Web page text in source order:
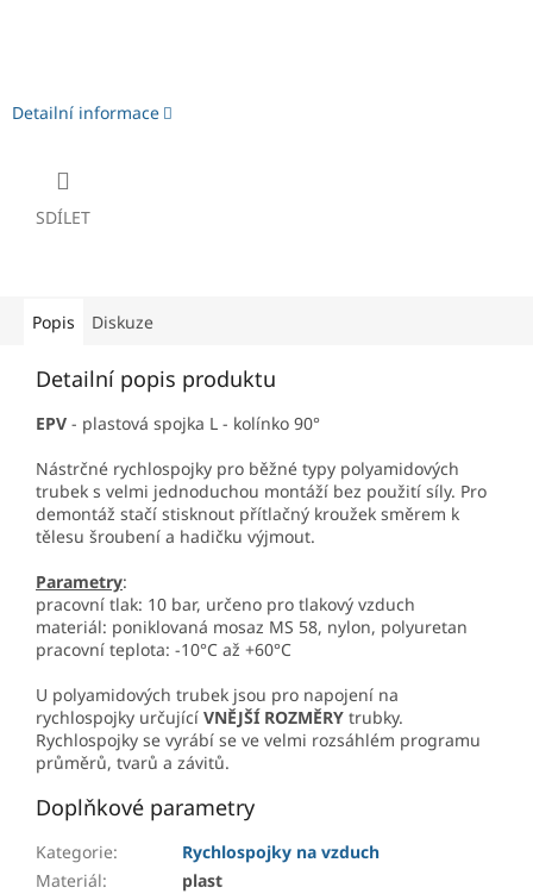
Detailní informace
SDÍLET
Popis Diskuze
Detailní popis produktu
EPV - plastová spojka L - kolínko 90°
Nástrčné rychlospojky pro běžné typy polyamidových
trubek s velmi jednoduchou montáží bez použití síly. Pro
demontáž stačí stisknout přítlačný kroužek směrem k
tělesu šroubení a hadičku výjmout.
Parametry:
pracovní tlak: 10 bar, určeno pro tlakový vzduch
materiál: poniklovaná mosaz MS 58, nylon, polyuretan
pracovní teplota: -10°C až +60°C
U polyamidových trubek jsou pro napojení na
rychlospojky určující VNĚJŠÍ ROZMĚRY trubky.
Rychlospojky se vyrábí se ve velmi rozsáhlém programu
průměrů, tvarů a závitů.
Doplňkové parametry
Kategorie:
Rychlospojky na vzduch
Materiál:
plast